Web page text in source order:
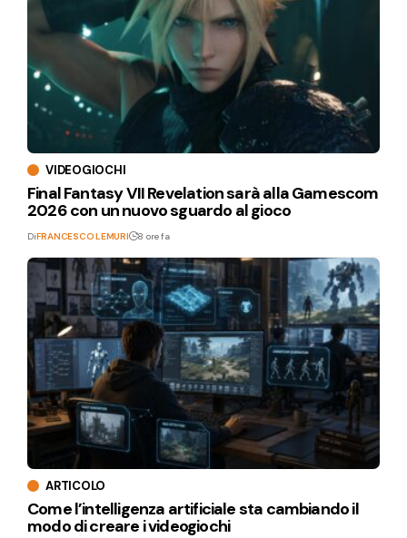
VIDEOGIOCHI
Final Fantasy VII Revelation sarà alla Gamescom
2026 con un nuovo sguardo al gioco
DiFRANCESCO LEMURI 8 ore fa
ARTICOLO
Come l’intelligenza artificiale sta cambiando il
modo di creare i videogiochi